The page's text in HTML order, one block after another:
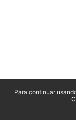
Para continuar